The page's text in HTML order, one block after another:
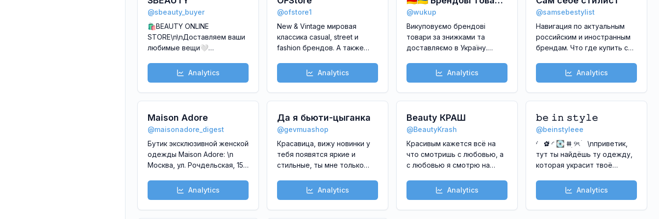
@sbeauty_buyer
🛍BEAUTY ONLINE
STORE\n\nДоставляем ваши
любимые вещи🤍
Петербург курьером \n💓
Махачкала курьером\n💓По
всей России СДЭКом/
Почтой\n\nДля заказа
пишите
@nizaketkulieva\n@kulievaxadizha\n
🤍
Analytics
@ofstore1
New & Vintage мировая
классика casual, street и
fashion брендов. А также
ролл 🤟🏻. Более чем 20ти
летний опыт работы.
\n▪️Личная встреча в
Москве \n▪️Доставка по
по 🇷🇺 бесплатно !
Analytics
з Німеччини
@wukup
Викуповуємо брендові
товари за знижками та
доставляємо в Україну.
взуття, аксесуари
Analytics
@samsebestylist
Навигация по актуальным
российским и иностранным
брендам. Что где купить со
маркета с обучающими
советами от стилиста
Analytics
Maison Adore
@maisonadore_digest
Бутик эксклюзивной женской
одежды Maison Adore: \n
Москва, ул. Рочдельская, 15,
Analytics
Да я бьюти-цыганка
@gevmuashop
Красавица, вижу новинки у
тебя появятся яркие и
стильные, ты мне только
Analytics
Beauty КРАШ
@BeautyKrash
Красивым кажется всё на
что смотришь с любовью, а
с любовью я смотрю на
красоту! \n\nЗдесь про уход,
косметику и красоту 💄
\n\nДля связи: @Marysia_Krsh
Analytics
𝚋𝚎 𝚒𝚗 𝚜𝚝𝚢𝚕𝚎
@beinstyleee
˒˓ ✿̷̸ ◜ 💽 ⵌׅ ୨ৎ ׄ \nприветик,
тут ты найдёшь ту одежду,
которая украсит твоё
🫣\n создан:11.07.23
Analytics